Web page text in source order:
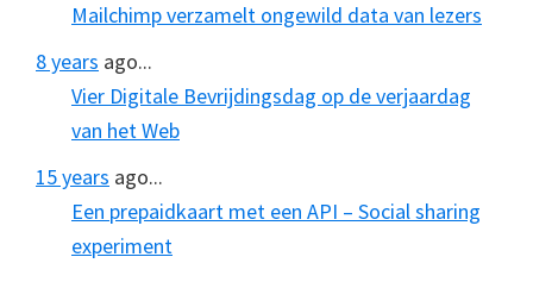
Mailchimp verzamelt ongewild data van lezers
8 years ago...
Vier Digitale Bevrijdingsdag op de verjaardag
van het Web
15 years ago...
Een prepaidkaart met een API – Social sharing
experiment